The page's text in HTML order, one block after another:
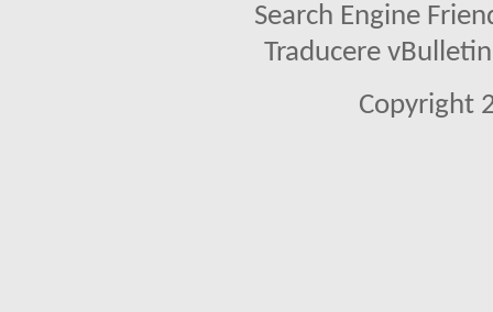
Search Engine
Traducere
Copyright